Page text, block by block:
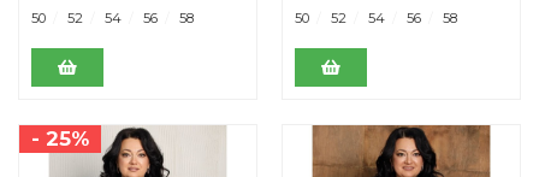
50
52 54 56 58
50
52 54 56 58
- 25%